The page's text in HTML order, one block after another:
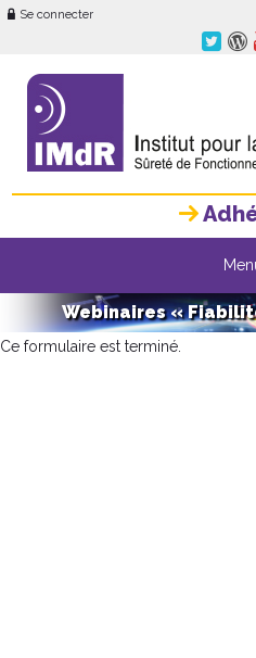
Se connecter
Webinaires «
Ce formulaire est terminé.